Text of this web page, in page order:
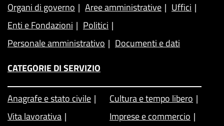
Organi di governo Aree amministrative
Uffici
Enti e Fondazioni
Politici
Personale amministrativo
Documenti e dati
CATEGORIE DI SERVIZIO
Anagrafe e stato civile
Cultura e tempo libero
Vita lavorativa
Imprese e commercio